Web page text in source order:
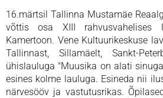
16.märtsil Tallinna Mustamäe
võttis osa XIII rahvusvahelises
Kamertoon. Vene Kultuurikeskuse
Tallinnast, Sillamäelt, Sankt-
ühislauluga "Muusika on alati
esines kolme lauluga. Esineda nii
närvesööv ja vastutusrikas.